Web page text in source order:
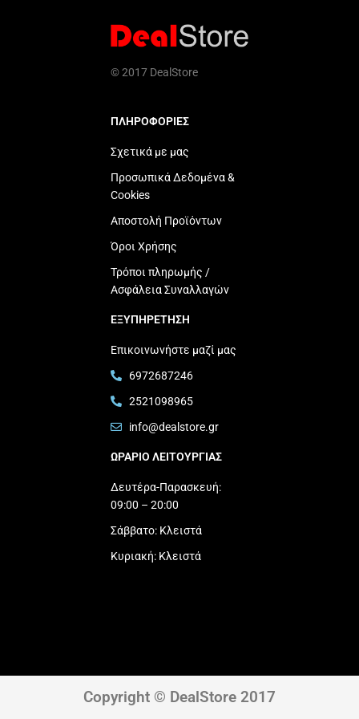
© 2017 DealStore
ΠΛΗΡΟΦΟΡΙΕΣ
Σχετικά με μας
Προσωπικά Δεδομένα &
Cookies
Αποστολή Προϊόντων
Όροι Χρήσης
Τρόποι πληρωμής /
Ασφάλεια Συναλλαγών
ΕΞΥΠΗΡΕΤΗΣΗ
Επικοινωνήστε μαζί μας
6972687246
2521098965
info@dealstore.gr
ΩΡΑΡΙΟ ΛΕΙΤΟΥΡΓΙΑΣ​
Δευτέρα-Παρασκευή:
09:00 – 20:00
Σάββατο: Κλειστά
Κυριακή: Κλειστά
Copyright © DealStore 2017